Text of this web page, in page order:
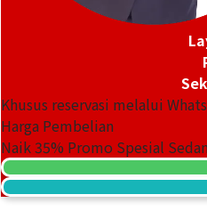
Omega Constellation
Referensi Harga Buyback
Rp 48.231.680
Tanggal Pembelian: Februari
Khusus reservasi melalui
Harga Pembelian
Naik35% Promo Spesial